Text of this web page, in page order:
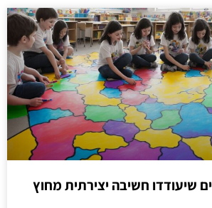
שיעודדו חשיבה יצירתית מחוץ